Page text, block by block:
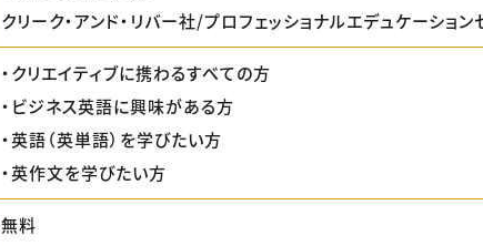
クリーク・アンド・リバー社/プロフェッショナルエデュケーション
・クリエイティブに携わるすべての方
・ビジネス英語に興味がある方
・英語（英単語）を学びたい方
・英作文を学びたい方
無料